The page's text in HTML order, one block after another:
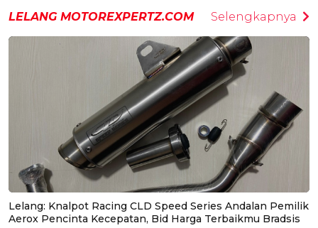
LELANG MOTOREXPERTZ.COM Selengkapnya
Lelang: Knalpot Racing CLD Speed Series Andalan Pemilik
Aerox Pencinta Kecepatan, Bid Harga Terbaikmu Bradsis